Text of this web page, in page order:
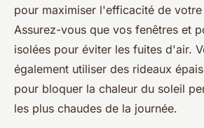
pour maximiser l'efficacité de
Assurez-vous que vos fenêtres et
isolées pour éviter les fuites d'air.
également utiliser des rideaux
pour bloquer la chaleur du soleil
les plus chaudes de la journée.